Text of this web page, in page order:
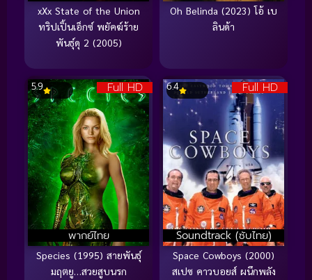
xXx State of the Union
ทริปเปิ้นเอ็กซ์ พยัคฆ์ร้าย
พันธุ์ดุ 2 (2005)
Oh Belinda (2023) โอ้ เบ
ลินด้า
Full HD
พากย์ไทย
5.9
Species (1995) สายพันธุ์
มฤตยู…สวยสูบนรก
Full HD
Soundtrack (ซับไทย)
6.4
Space Cowboys (2000)
สเปซ คาวบอยส์ ผนึกพลัง